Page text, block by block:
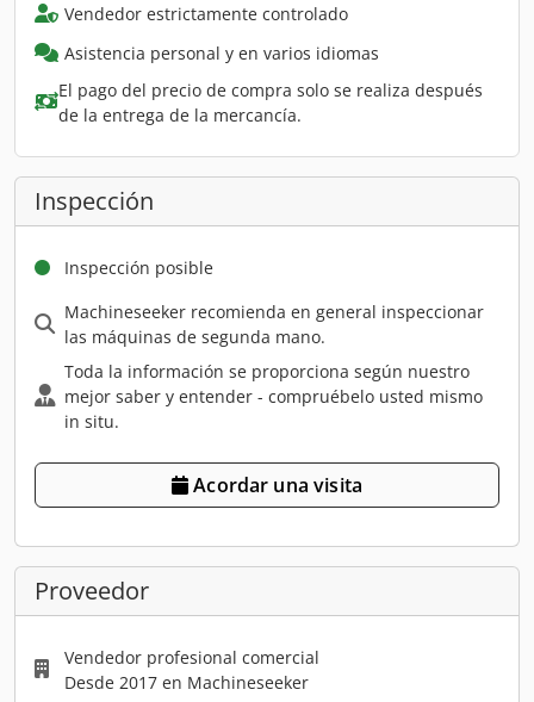
Vendedor estrictamente controlado
Asistencia personal y en varios idiomas
El pago del precio de compra solo se realiza después
de la entrega de la mercancía.
Inspección
Inspección posible
Machineseeker recomienda en general inspeccionar
las máquinas de segunda mano.
Toda la información se proporciona según nuestro
mejor saber y entender - compruébelo usted mismo
in situ.
Acordar una visita
Proveedor
Vendedor profesional comercial
Desde 2017 en Machineseeker